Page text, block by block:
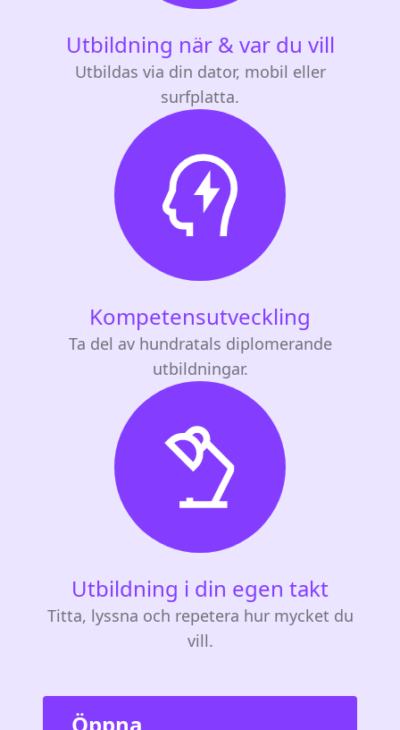
Utbildning när & var du vill
Utbildas via din dator, mobil eller
surfplatta.
Kompetensutveckling
Ta del av hundratals diplomerande
utbildningar.
Utbildning i din egen takt
Titta, lyssna och repetera hur mycket du
vill.
Öppna